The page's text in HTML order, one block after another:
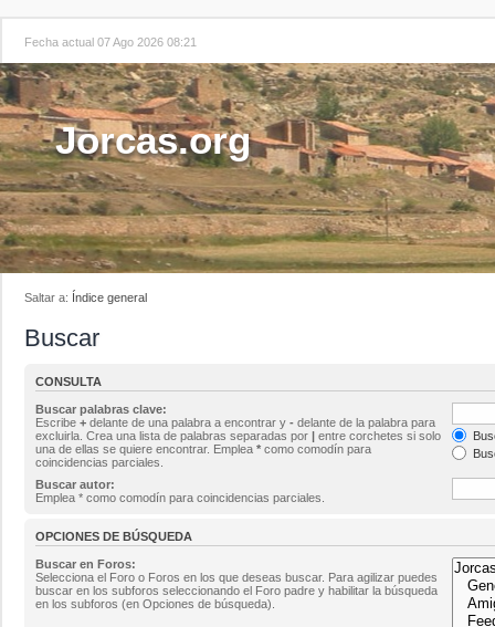
Fecha actual 07 Ago 2026 08:21
Jorcas.org
Saltar a: Índice general
Buscar
CONSULTA
Buscar palabras clave:
Escribe + delante de una palabra a encontrar y - delante de la palabra para
excluirla. Crea una lista de palabras separadas por | entre corchetes si solo
una de ellas se quiere encontrar. Emplea * como comodín para
coincidencias parciales.
Buscar autor:
Emplea * como comodín para coincidencias parciales.
OPCIONES DE BÚSQUEDA
Buscar en Foros:
Selecciona el Foro o Foros en los que deseas buscar. Para agilizar puedes
buscar en los subforos seleccionando el Foro padre y habilitar la búsqueda
en los subforos (en Opciones de búsqueda).